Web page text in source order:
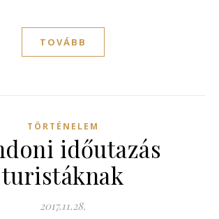
TOVÁBB
TÖRTÉNELEM
időutazás
turistáknak
2017.11.28.